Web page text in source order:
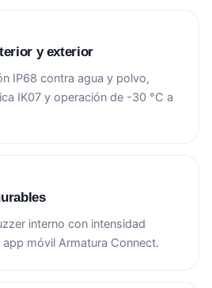
y exterior
IP68 contra agua y polvo,
IK07 y operación de -30 °C a
interno con intensidad
móvil Armatura Connect.